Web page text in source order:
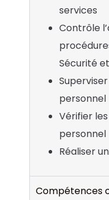
services
Contrôle
Sécurité
personnel
Vérifier
personnel
Réaliser
Compétences